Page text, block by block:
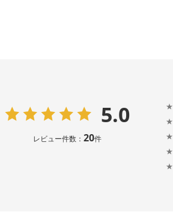
5.0
レビュー件数： 20件
★
★
★
★
★